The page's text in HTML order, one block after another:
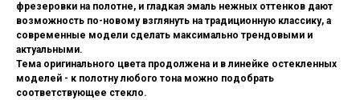
фрезеровки на полотне, и гладкая эмаль нежных оттенков дают
возможность по-новому взглянуть на традиционную классику, а
современные модели сделать максимально трендовыми и
актуальными.
Тема оригинального цвета продолжена и в линейке остекленных
моделей - к полотну любого тона можно подобрать
соответствующее стекло.